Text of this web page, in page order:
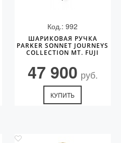
Код.: 992
ШАРИКОВАЯ РУЧКА
PARKER SONNET JOURNEYS
COLLECTION MT. FUJI
47 900 руб.
КУПИТЬ